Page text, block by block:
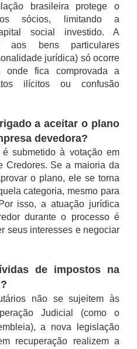
brasileira protege o
sócios, limitando a
social investido. A
aos bens particulares
jurídica) só ocorre
onde fica comprovada a
ilícitos ou confusão
a aceitar o plano
devedora?
submetido à votação em
Credores. Se a maioria da
o plano, ele se torna
categoria, mesmo para
isso, a atuação jurídica
durante o processo é
seus interesses e negociar
de impostos na
não se sujeitem às
Judicial (como o
a nova legislação
recuperação realizem a